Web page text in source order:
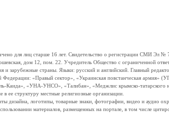
для лиц старше 16 лет. Свидетельство о регистрации СМИ Эл №
дом 12, пом. 22. Учредитель Общество с ограниченной
и зарубежные страны. Языки: русский и английский. Главный
Федерации: «Правый сектор», «Украинская повстанческая
Каида», «УНА-УНСО», «Талибан», «Меджлис крымско-татарского
ее структуру местные религиозные организации.
дизайна, логотипы, товарные знаки, фотографии, видео и аудио
материалов, размещенных на портале, в том числе